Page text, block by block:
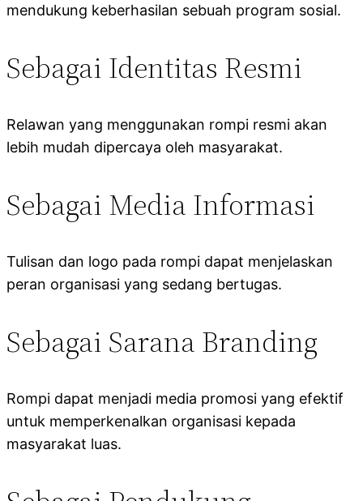
mendukung keberhasilan sebuah program sosial.
Sebagai Identitas Resmi
Relawan yang menggunakan rompi resmi akan
lebih mudah dipercaya oleh masyarakat.
Sebagai Media Informasi
Tulisan dan logo pada rompi dapat menjelaskan
peran organisasi yang sedang bertugas.
Sebagai Sarana Branding
Rompi dapat menjadi media promosi yang efektif
untuk memperkenalkan organisasi kepada
masyarakat luas.